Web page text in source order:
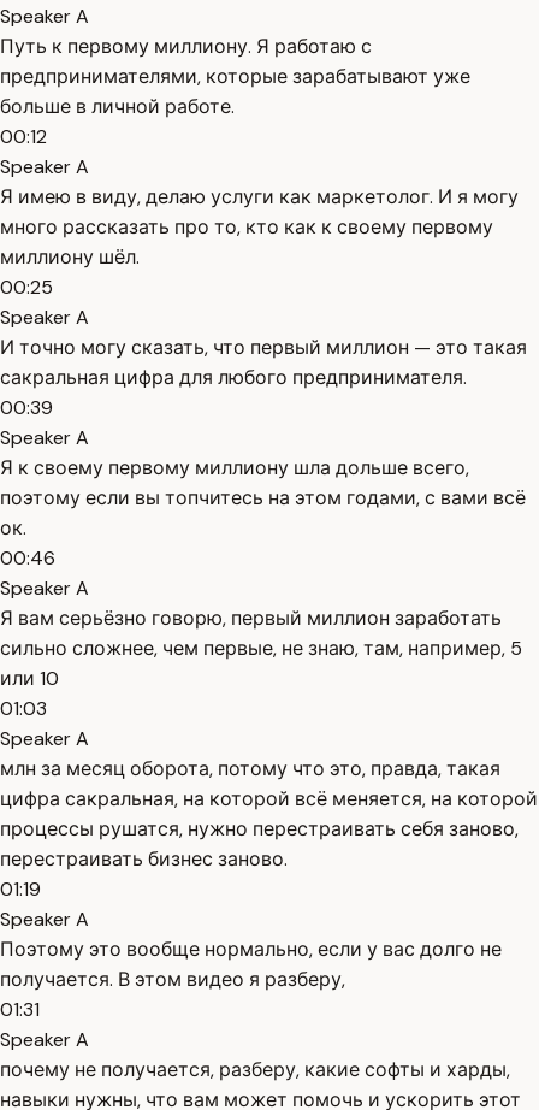
Speaker A
Путь к первому миллиону. Я работаю с
предпринимателями, которые зарабатывают уже
больше в личной работе.
00:12
Speaker A
Я имею в виду, делаю услуги как маркетолог. И я могу
много рассказать про то, кто как к своему первому
миллиону шёл.
00:25
Speaker A
И точно могу сказать, что первый миллион — это такая
сакральная цифра для любого предпринимателя.
00:39
Speaker A
Я к своему первому миллиону шла дольше всего,
поэтому если вы топчитесь на этом годами, с вами всё
ок.
00:46
Speaker A
Я вам серьёзно говорю, первый миллион заработать
сильно сложнее, чем первые, не знаю, там, например, 5
или 10
01:03
Speaker A
млн за месяц оборота, потому что это, правда, такая
цифра сакральная, на которой всё меняется, на которой
процессы рушатся, нужно перестраивать себя заново,
перестраивать бизнес заново.
01:19
Speaker A
Поэтому это вообще нормально, если у вас долго не
получается. В этом видео я разберу,
01:31
Speaker A
почему не получается, разберу, какие софты и харды,
навыки нужны, что вам может помочь и ускорить этот